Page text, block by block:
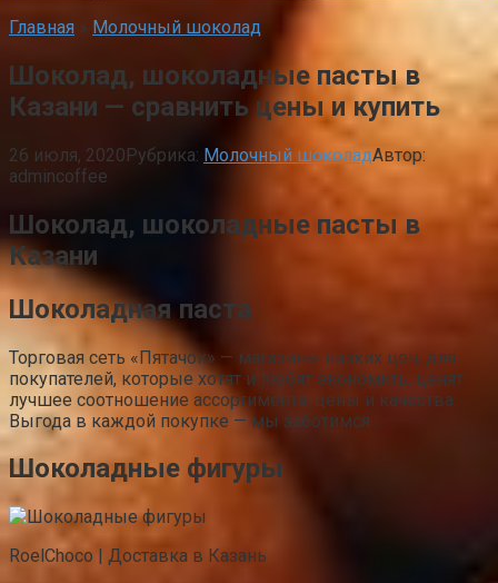
Главная » Молочный шоколад
Шоколад, шоколадные пасты в
Казани — сравнить цены и купить
26 июля, 2020Рубрика: Молочный шоколадАвтор:
admincoffee
Шоколад, шоколадные пасты в
Казани
Шоколадная паста
Торговая сеть «Пятачок» — магазины низких цен, для
покупателей, которые хотят и любят экономить, ценят
лучшее соотношение ассортимента, цены и качества.
Выгода в каждой покупке — мы заботимся .
Шоколадные фигуры
RoelChoco | Доставка в Казань